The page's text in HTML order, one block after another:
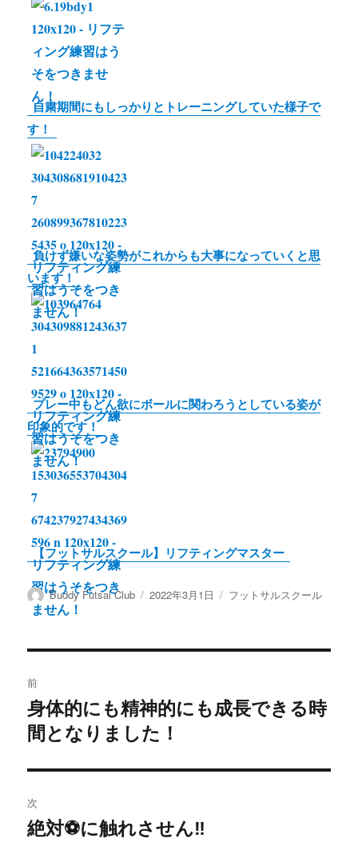
n
k
自粛期間にもしっかりとトレーニングしていた様子で
す！
負けず嫌いな姿勢がこれからも大事になっていくと思
います！
プレー中もどん欲にボールに関わろうとしている姿が
印象的です！
【フットサルスクール】リフティングマスター
投
稿
Buddy Futsal Club
投
2022年3月1日
カ
フットサルスクール
稿
ナ
ビ
ゲ
ー
前
前
の
稿:
身体的にも精神的にも成長できる時
間となりました！
次
次
絶対⚽️に触れさせん‼️